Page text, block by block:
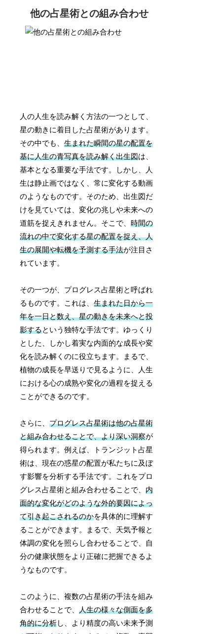
他の占星術との組み合わせ
人の人生を読み解く方法の一つとして、
星の動きに着目した占星術があります。
その中でも、生まれた瞬間の星の配置を
基に人生の青写真を読み解く出生図は、
基本となる重要な手法です。しかし、人
生は静止画ではなく、常に変化する動画
のようなものです。そのため、出生図だ
けを見ていては、変化の兆しや未来への
道筋を捉えきれません。そこで、時間の
流れの中で変化する星の配置を捉え、人
生の展開や転機を予測する手法が注目さ
れています。
その一つが、プログレス占星術と呼ばれ
るものです。これは、生まれた日から一
年を一日と数え、星の動きを未来へと投
影するという独特な手法です。ゆっくり
とした、しかし着実な内面的な成長や変
化を読み解くのに役立ちます。まるで、
植物の成長を早送りで見るように、人生
における心の成熟や変化の過程を捉える
ことができるのです。
さらに、プログレス占星術は他の占星術
と組み合わせることで、より深い洞察が
得られます。例えば、トランジット占星
術は、現在の惑星の配置が私たちに及ぼ
す影響を分析する手法です。これをプロ
グレス占星術と組み合わせることで、内
面的な変化がどのような外的要因によっ
て引き起こされるのかを具体的に理解す
ることができます。まるで、天気予報と
体調の変化を照らし合わせることで、自
分の健康状態をより正確に把握できるよ
うなものです。
このように、複数の占星術の手法を組み
合わせることで、人生の様々な側面を多
角的に分析し、より精度の高い未来予測